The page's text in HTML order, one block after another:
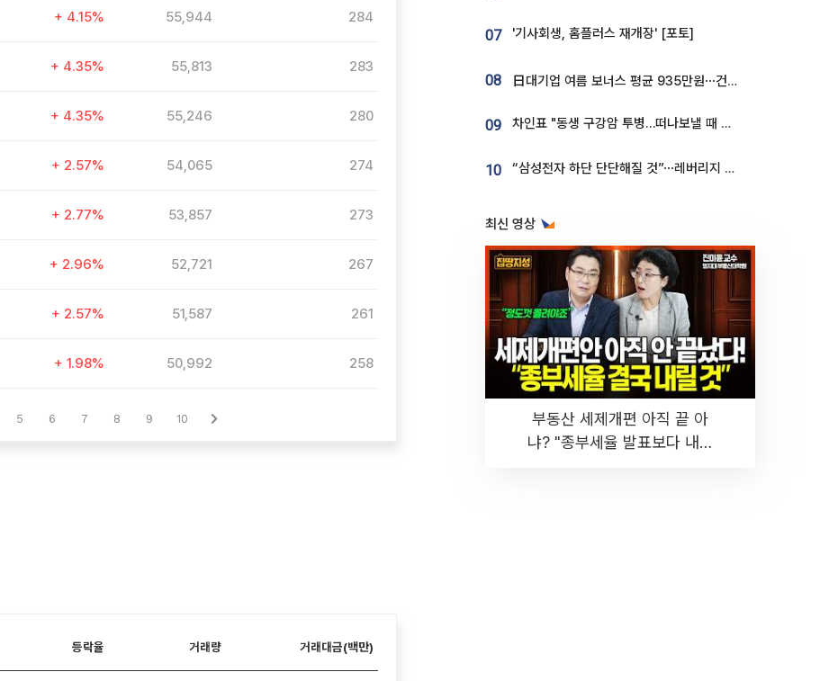
07 '기사회생, 홈플러스 재개장' [포토]
08 日대기업 여름 보너스 평균 935만원⋯건설회사 1800만 넘어
09 차인표 "동생 구강암 투병…떠나보낼 때 가장 힘들었다”
10 “삼성전자 하단 단단해질 것”⋯레버리지 규제에 쏠림 완화 [찐코노미]
최신 영상
부동산 세제개편 아직 끝 아
냐? "종부세율 발표보다 내릴